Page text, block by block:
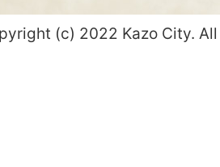
(c) 2022 Kazo City.